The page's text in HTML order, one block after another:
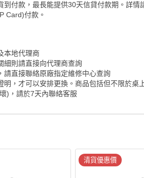
付款，最長能提供30天信貸付款期。詳情
Card)付款。
本地代理商
細則請直接向代理商查詢
請直接聯絡原廠指定維修中心查詢
，才可以安排更換。商品包括但不限於桌
)，請於7天內聯絡客服
清貨優惠價